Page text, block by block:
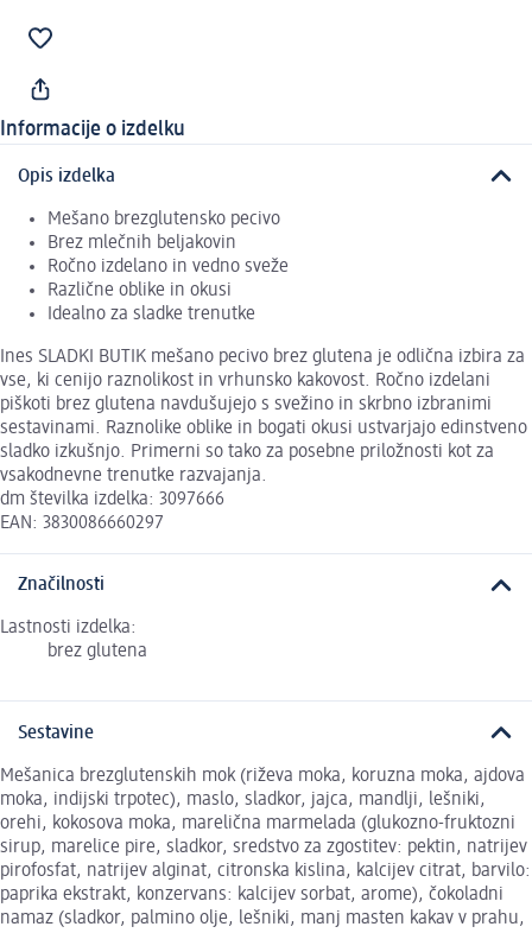
Informacije o izdelku
Opis izdelka
Mešano brezglutensko pecivo
Brez mlečnih beljakovin
Ročno izdelano in vedno sveže
Različne oblike in okusi
Idealno za sladke trenutke
Ines SLADKI BUTIK mešano pecivo brez glutena je odlična izbira za
vse, ki cenijo raznolikost in vrhunsko kakovost. Ročno izdelani
piškoti brez glutena navdušujejo s svežino in skrbno izbranimi
sestavinami. Raznolike oblike in bogati okusi ustvarjajo edinstveno
sladko izkušnjo. Primerni so tako za posebne priložnosti kot za
vsakodnevne trenutke razvajanja.
dm številka izdelka: 3097666
EAN: 3830086660297
Značilnosti
Lastnosti izdelka:
brez glutena
Sestavine
Mešanica brezglutenskih mok (riževa moka, koruzna moka, ajdova
moka, indijski trpotec), maslo, sladkor, jajca, mandlji, lešniki,
orehi, kokosova moka, marelična marmelada (glukozno-fruktozni
sirup, marelice pire, sladkor, sredstvo za zgostitev: pektin, natrijev
pirofosfat, natrijev alginat, citronska kislina, kalcijev citrat, barvilo:
paprika ekstrakt, konzervans: kalcijev sorbat, arome), čokoladni
namaz (sladkor, palmino olje, lešniki, manj masten kakav v prahu,